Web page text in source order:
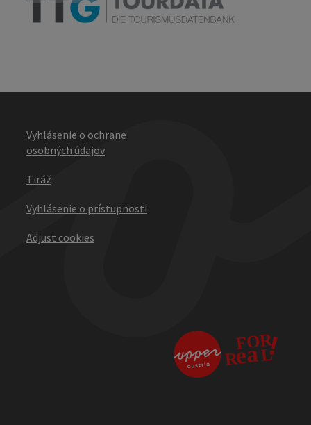
Vyhlásenie o ochrane
osobných údajov
Tiráž
Vyhlásenie o prístupnosti
Adjust cookies